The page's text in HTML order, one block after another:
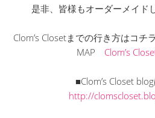
是非、皆様もオーダーメイド
Clom’s Closetまでの行き方はコチ
MAP Clom’s
■Clom’s Closet
http://